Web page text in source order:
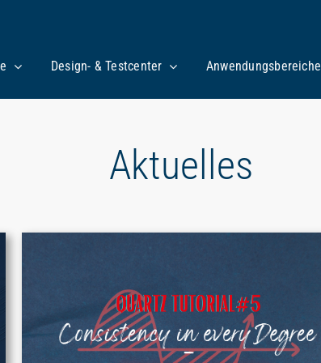
Design- & Testcenter Anwendungsbereiche
Aktuelles